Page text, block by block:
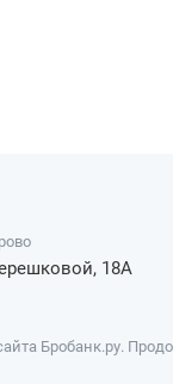
18А
Бробанк.ру.